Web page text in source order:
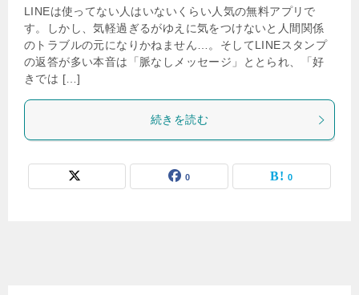
LINEは使ってない人はいないくらい人気の無料アプリで
す。しかし、気軽過ぎるがゆえに気をつけないと人間関係
のトラブルの元になりかねません…。そしてLINEスタンプ
の返答が多い本音は「脈なしメッセージ」ととられ、「好
きでは […]
続きを読む
0 0